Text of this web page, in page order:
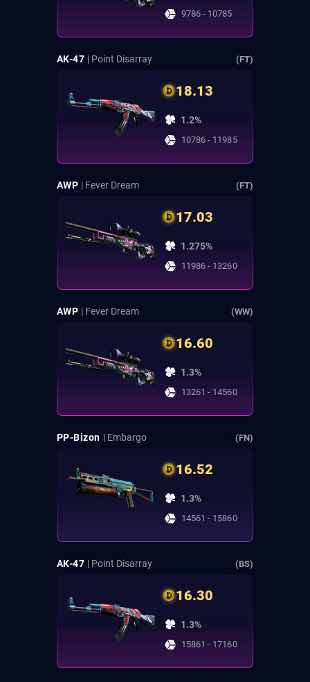
9786 - 10785
AK-47 | Point Disarray (FT)
18.13
1.2%
10786 - 11985
AWP | Fever Dream (FT)
17.03
1.275%
11986 - 13260
AWP | Fever Dream (WW)
16.60
1.3%
13261 - 14560
PP-Bizon | Embargo (FN)
16.52
1.3%
14561 - 15860
AK-47 | Point Disarray (BS)
16.30
1.3%
15861 - 17160